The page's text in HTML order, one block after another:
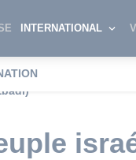
INTERNATIONAL